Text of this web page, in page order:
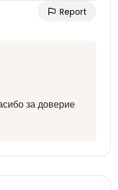
Report
за доверие